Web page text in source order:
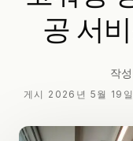
공 서
작성
게시 2026년 5월 19일